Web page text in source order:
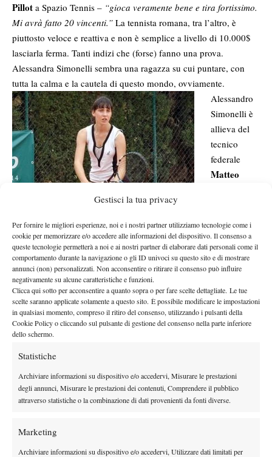
Gestisci la tua privacy
Per fornire le migliori esperienze, noi e i nostri partner utilizziamo tecnologie come i
cookie per memorizzare e/o accedere alle informazioni del dispositivo. Il consenso a
queste tecnologie permetterà a noi e ai nostri partner di elaborare dati personali come il
comportamento durante la navigazione o gli ID univoci su questo sito e di mostrare
annunci (non) personalizzati. Non acconsentire o ritirare il consenso può influire
negativamente su alcune caratteristiche e funzioni.
Clicca qui sotto per acconsentire a quanto sopra o per fare scelte dettagliate. Le tue
scelte saranno applicate solamente a questo sito. È possibile modificare le impostazioni
in qualsiasi momento, compreso il ritiro del consenso, utilizzando i pulsanti della
Cookie Policy o cliccando sul pulsante di gestione del consenso nella parte inferiore
dello schermo.
Statistiche
Archiviare informazioni su dispositivo e/o accedervi, Misurare le prestazioni
degli annunci, Misurare le prestazioni dei contenuti, Comprendere il pubblico
attraverso statistiche o la combinazione di dati provenienti da fonti diverse.
Marketing
Archiviare informazioni su dispositivo e/o accedervi, Utilizzare dati limitati per
Pillot a Spazio Tennis – “gioca veramente bene e tira fortissimo.
Mi avrà fatto 20 vincenti.” La tennista romana, tra l’altro, è
piuttosto veloce e reattiva e non è semplice a livello di 10.000$
lasciarla ferma. Tanti indizi che (forse) fanno una prova.
Alessandra Simonelli sembra una ragazza su cui puntare, con
tutta la calma e la cautela di questo mondo, ovviamente.
Alessandro
Simonelli è
allieva del
tecnico
federale
Matteo
recenti tornei è stata seguita da
Daniele Ceraudo . “Il primo
impatto con i tornei professionistici è stato molto positivo”– ha
spiegato Alessandra a Spazio Tennis –“sapevo di giocare con
ragazze più forti di me e questo mi ha dato grandi stimoli.
Rispetto ai tornei Tennis Europe o under 18 è necessaria una
maggiore concentrazione e non sono concessi passaggi a vuoto
nei momenti importanti. Inoltre difficilmente le avversarie che
incontri fanno scelte tattiche sbagliate, oltre a non mollare mai
Alessandra non si aspettava di giocare alla pari con ragazze
intorno al numero 400-500 Wta. “E’ vero, non me lo aspettavo.
Contro la Zanchetta ero un po’ tesa all’inizio perché era la mia
prima partita in un main draw professionistico. Invece contro la
chiara in mente la mia tattica ed ho disputato un match molto
positivo, cercando di dare sempre il massimo. Nel complesso